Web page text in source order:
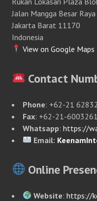
Jalan Mangga Besar Raya
Jakarta Barat 11170
Indonesia
View on Google Maps
Contact
Phone: +62-21
Fax: +62-21-6003261
Whatsapp: https://
Email:
Online
Website:https://